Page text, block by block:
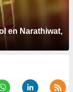
en Narathiwat,